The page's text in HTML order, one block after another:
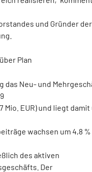
und Gründer
Plan
das Neu- und
Mio. EUR) und liegt
wachsen um 4,8 %
des aktiven
Der